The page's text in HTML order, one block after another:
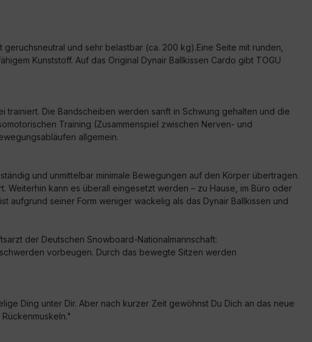
geruchsneutral und sehr belastbar (ca. 200 kg).Eine Seite mit runden,
Kunststoff. Auf das Original Dynair Ballkissen Cardo gibt TOGU
Die Bandscheiben werden sanft in Schwung gehalten und die
Training (Zusammenspiel zwischen Nerven- und
allgemein.
und unmittelbar minimale Bewegungen auf den Körper übertragen.
kann es überall eingesetzt werden – zu Hause, im Büro oder
aufgrund seiner Form weniger wackelig als das Dynair Ballkissen und
der Deutschen Snowboard-Nationalmannschaft:
vorbeugen. Durch das bewegte Sitzen werden
Ding unter Dir. Aber nach kurzer Zeit gewöhnst Du Dich an das neue